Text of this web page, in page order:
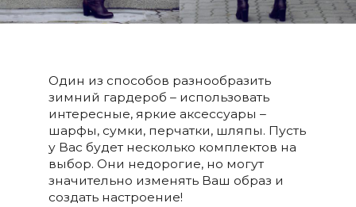
Один из способов разнообразить
зимний гардероб – использовать
интересные, яркие аксессуары –
шарфы, сумки, перчатки, шляпы. Пусть
у Вас будет несколько комплектов на
выбор. Они недорогие, но могут
значительно изменять Ваш образ и
создать настроение!